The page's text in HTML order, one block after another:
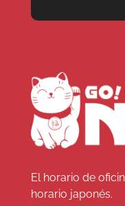
El horario de
horario japonés.